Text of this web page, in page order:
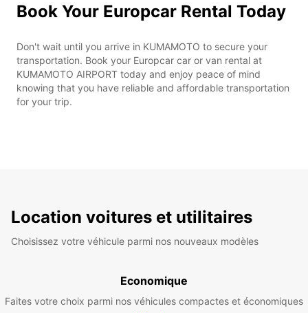
Book Your Europcar Rental Today
Don't wait until you arrive in KUMAMOTO to secure your
transportation. Book your Europcar car or van rental at
KUMAMOTO AIRPORT today and enjoy peace of mind
knowing that you have reliable and affordable transportation
for your trip.
Location voitures et utilitaires
Choisissez votre véhicule parmi nos nouveaux modèles
Economique
Faites votre choix parmi nos véhicules compactes et économiques